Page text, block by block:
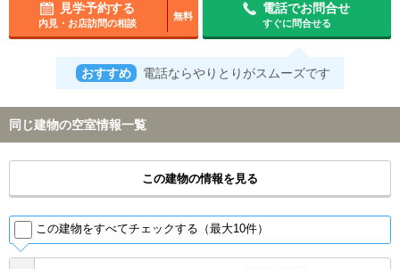
見学予約する
内見・お店訪問の相談
無料
電話でお問合せ
すぐに問合せる
おすすめ 電話ならやりとりがスムーズです
同じ建物の空室情報一覧
この建物の情報を見る
この建物をすべてチェックする（最大10件）